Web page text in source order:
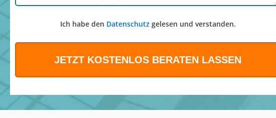
Ich habe den Datenschutzgelesen und verstanden.